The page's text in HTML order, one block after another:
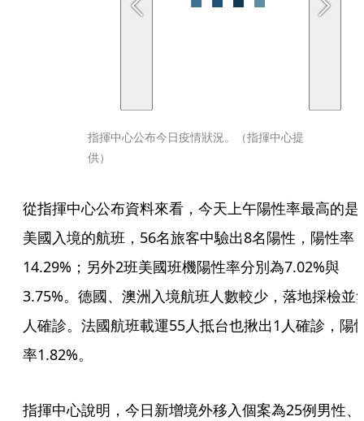
指揮中心公布今日疫情狀況。（指揮中心提
供）
從指揮中心公布資料來看，今天上午陽性率最高的是
美國入境的航班，56名旅客中驗出8名陽性，陽性率
14.29%；另外2班美國班機陽性率分別為7.02%與
3.75%。德國、澳洲入境航班人數較少，落地採檢並
人確診。法國航班載運55人抵台也揪出1人確診，陽
率1.82%。
指揮中心說明，今日新增境外移入個案為25例男性、